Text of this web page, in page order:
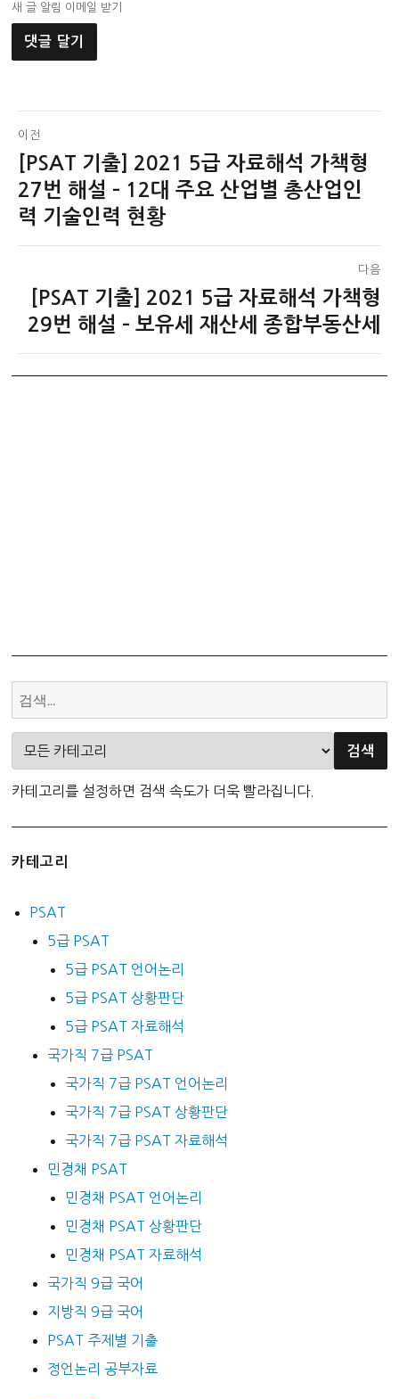
새 글 알림 이메일 받기
글
탐
색
이전
이
전
글:
[PSAT 기출] 2021 5급 자료해석 가책형
27번 해설 – 12대 주요 산업별 총산업인
력 기술인력 현황
다음
음
[PSAT 기출] 2021 5급 자료해석 가책형
29번 해설 – 보유세 재산세 종합부동산세
카테고리를 설정하면 검색 속도가 더욱 빨라집니다.
카테고리
PSAT
5급 PSAT
5급 PSAT 언어논리
5급 PSAT 상황판단
5급 PSAT 자료해석
국가직 7급 PSAT
국가직 7급 PSAT 언어논리
국가직 7급 PSAT 상황판단
국가직 7급 PSAT 자료해석
민경채 PSAT
민경채 PSAT 언어논리
민경채 PSAT 상황판단
민경채 PSAT 자료해석
국가직 9급 국어
지방직 9급 국어
PSAT 주제별 기출
정언논리 공부자료